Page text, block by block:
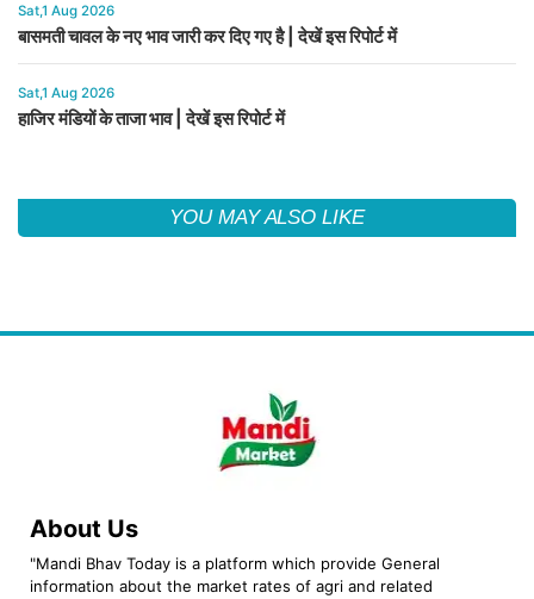
Sat,1 Aug 2026
बासमती चावल के नए भाव जारी कर दिए गए है | देखें इस रिपोर्ट में
Sat,1 Aug 2026
हाजिर मंडियों के ताजा भाव | देखें इस रिपोर्ट में
YOU MAY ALSO LIKE
About Us
"Mandi Bhav Today is a platform which provide General
information about the market rates of agri and related